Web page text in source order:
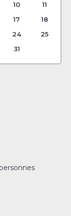
10
11
17
18
24
25
31